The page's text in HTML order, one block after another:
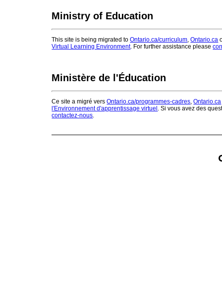
Ministry of Education
This site is being migrated toOntario.ca/curriculum ,Ontario.ca
Virtual Learning Environment. For further assistance please
Ministère de l'Éducation
Ce site a migré versOntario.ca/programmes-cadres ,Ontario.ca
l'Environnement d'apprentissage virtuel . Si vous avez des
contactez-nous